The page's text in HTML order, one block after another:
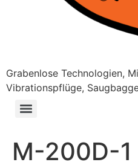
Grabenlose Technologien,
Vibrationspflüge,
M-200D-1